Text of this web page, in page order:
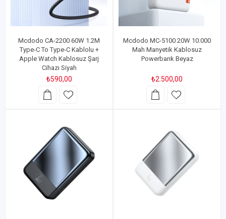
Mcdodo CA-2200 60W 1.2M
Type-C To Type-C Kablolu +
Apple Watch Kablosuz Şarj
Cihazı Siyah
₺590,00
Mcdodo MC-5100 20W 10.000
Mah Manyetik Kablosuz
Powerbank Beyaz
₺2.500,00